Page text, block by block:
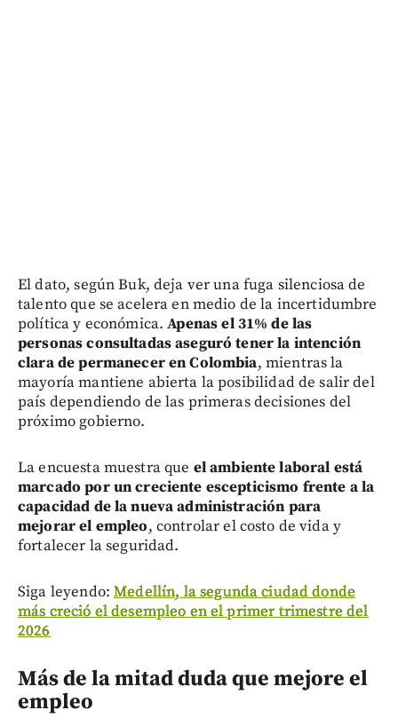
El dato, según Buk, deja ver una fuga silenciosa de
talento que se acelera en medio de la incertidumbre
política y económica.Apenas el 31% de las
personas consultadas aseguró tener la intención
clara de permanecer en Colombia, mientras la
mayoría mantiene abierta la posibilidad de salir del
país dependiendo de las primeras decisiones del
próximo gobierno.
La encuesta muestra que el ambiente laboral está
marcado por un creciente escepticismo frente a la
capacidad de la nueva administración para
mejorar el empleo, controlar el costo de vida y
fortalecer la seguridad.
Siga leyendo:Medellín, la segunda ciudad donde
más creció el desempleo en el primer trimestre del
2026
Más de la mitad duda que mejore el
empleo